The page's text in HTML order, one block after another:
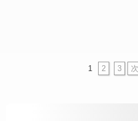
1 2 3 次